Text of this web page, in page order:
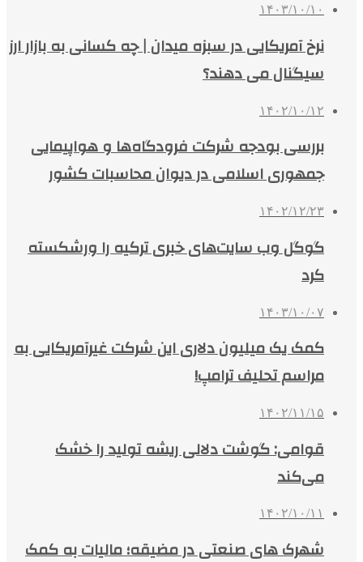
۱۴۰۳/۱۰/۱۰
نرخ آمریکایی در سبزه میدان | چه کسانی به بازار ارز
سیگنال می دهند؟
۱۴۰۲/۱۰/۱۲
بررسی بودجه شرکت فرودگاه‌ها و هواپیمایی
جمهوری اسلامی در دیوان محاسبات کشور
۱۴۰۲/۱۲/۲۳
گوگل وب سایت‌های خبری ترکیه را ورشکسته
کرد
۱۴۰۳/۱۰/۰۷
کمک یک‌ میلیون دلاری این شرکت غیرآمریکایی به
مراسم تحلیف ترامپ!
۱۴۰۲/۱۱/۱۵
قوامی: گوشت دلالی ریشه تولید را خشک
می‌کند
۱۴۰۲/۱۰/۱۱
شهرک های صنعتی در مضیقه؛ مالیات به کمک